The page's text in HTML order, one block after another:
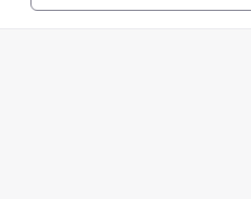
や野鳥にも出会えるワクワクの一本道をのぼっ